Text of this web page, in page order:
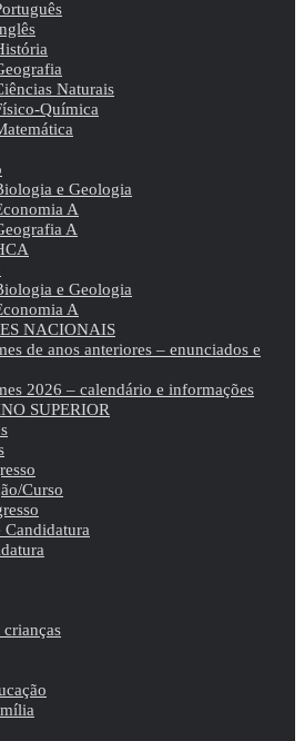
Naturais
Química
e Geologia
A
A
e Geologia
A
NACIONAIS
de anos anteriores – enunciados e
2026 – calendário e informações
SUPERIOR
Curso
Candidatura